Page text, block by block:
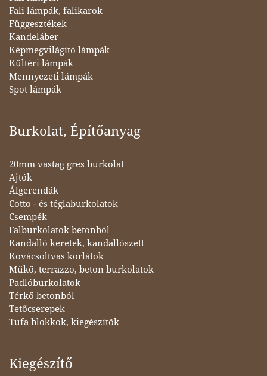
Fali lámpák, falikarok
Függesztékek
Kandeláber
Képmegvilágító lámpák
Kültéri lámpák
Mennyezeti lámpák
Spot lámpák
Burkolat, Építőanyag
20mm vastag gres burkolat
Ajtók
Álgerendák
Cotto - és téglaburkolatok
Csempék
Falburkolatok betonból
Kandalló keretek, kandallószett
Kovácsoltvas korlátok
Műkő, terrazzo, beton burkolatok
Padlóburkolatok
Térkő betonból
Tetőcserepek
Tufa blokkok, kiegészítők
Kiegészítő